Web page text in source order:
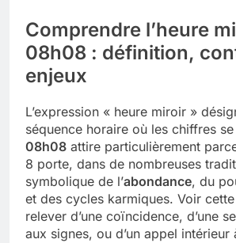
Comprendre l’heure
08h08 : définition,
enjeux
L’expression « heure miroir »
séquence horaire où les chiffres
08h08 attire particulièrement
8 porte, dans de nombreuses
symbolique de l’abondance, du
et des cycles karmiques. Voir
relever d’une coïncidence, d’une
aux signes, ou d’un appel intérieur